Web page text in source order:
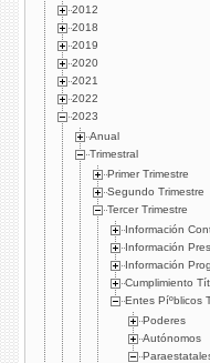
2012
2018
2019
2020
2021
2022
2023
Anual
Trimestral
Primer Trimestre
Segundo Trimestre
Tercer Trimestre
Información
Información
Información
Cumplimiento
Entes Píºblicos
Poderes
Autónomos